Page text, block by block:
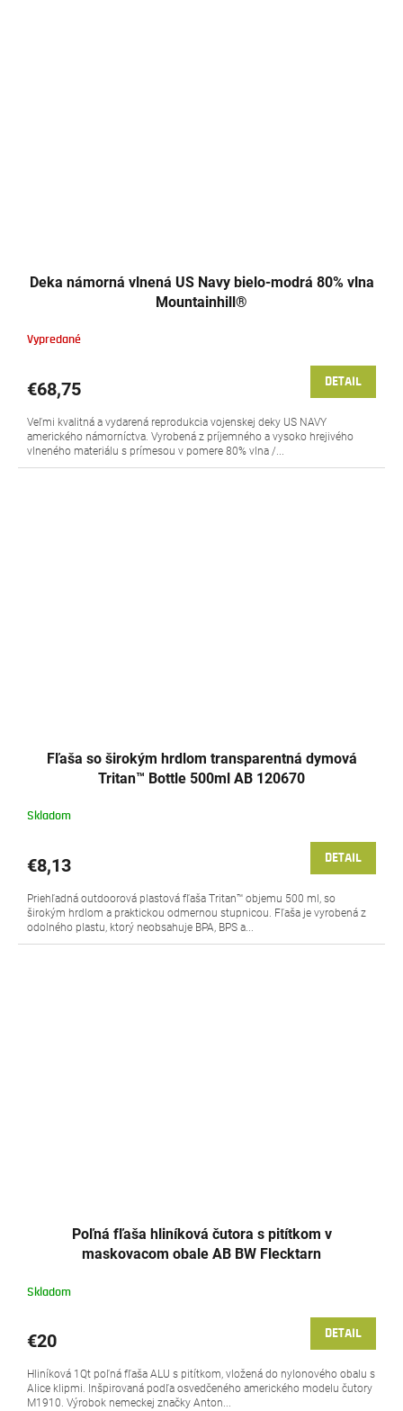
Deka námorná vlnená US Navy bielo-modrá 80% vlna
Mountainhill®
Vypredané
€68,75 DETAIL
Veľmi kvalitná a vydarená reprodukcia vojenskej deky US NAVY
amerického námorníctva. Vyrobená z príjemného a vysoko hrejivého
vlneného materiálu s prímesou v pomere 80% vlna /...
Fľaša so širokým hrdlom transparentná dymová
Tritan™ Bottle 500ml AB 120670
Skladom
€8,13 DETAIL
Priehľadná outdoorová plastová fľaša Tritan™ objemu 500 ml, so
širokým hrdlom a praktickou odmernou stupnicou. Fľaša je vyrobená z
odolného plastu, ktorý neobsahuje BPA, BPS a...
Poľná fľaša hliníková čutora s pitítkom v
maskovacom obale AB BW Flecktarn
Skladom
€20 DETAIL
Hliníková 1Qt poľná fľaša ALU s pitítkom, vložená do nylonového obalu s
Alice klipmi. Inšpirovaná podľa osvedčeného amerického modelu čutory
M1910. Výrobok nemeckej značky Anton...